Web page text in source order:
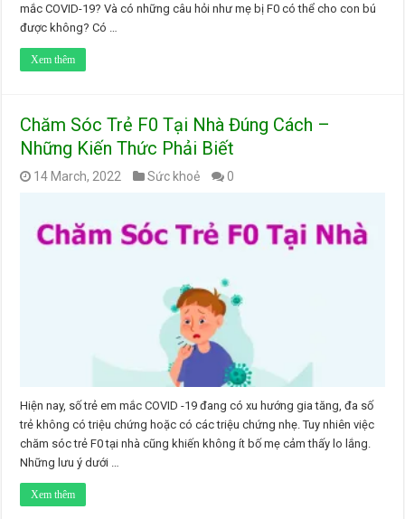
mắc COVID-19? Và có những câu hỏi như mẹ bị F0 có thể cho con bú
được không? Có …
Xem thêm
Chăm Sóc Trẻ F0 Tại Nhà Đúng Cách –
Những Kiến Thức Phải Biết
14 March, 2022 Sức khoẻ 0
Hiện nay, số trẻ em mắc COVID -19 đang có xu hướng gia tăng, đa số
trẻ không có triệu chứng hoặc có các triệu chứng nhẹ. Tuy nhiên việc
chăm sóc trẻ F0 tại nhà cũng khiến không ít bố mẹ cảm thấy lo lắng.
Những lưu ý dưới …
Xem thêm